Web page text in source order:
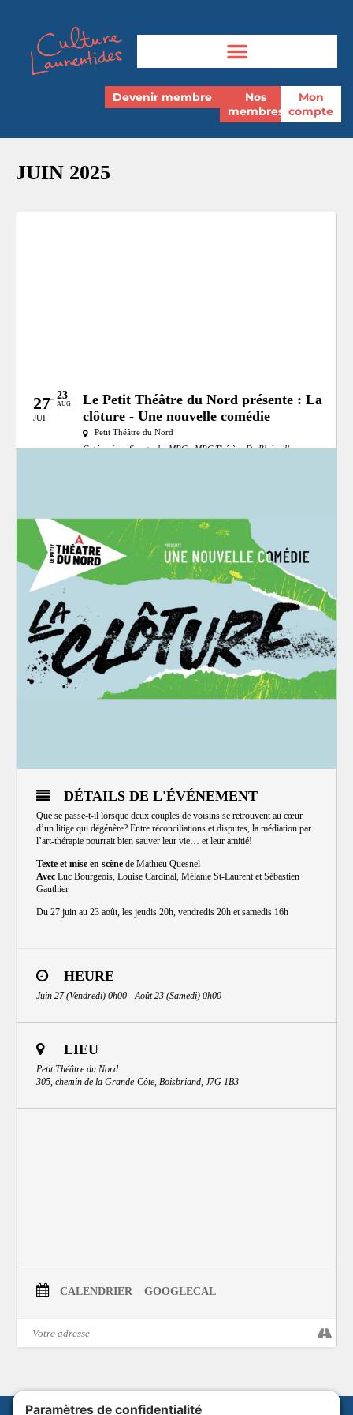
Devenir membre
Nos
membres
Mon
compte
JUIN 2025
27
JUI
23
AUG
Le Petit Théâtre du Nord présente : La
clôture - Une nouvelle comédie
Petit Théâtre du Nord
Catégories: Spectacle MRC: MRC Thérèse-De Blainville
DÉTAILS DE L'ÉVÉNEMENT
Que se passe-t-il lorsque deux couples de voisins se retrouvent au cœur
d’un litige qui dégénère? Entre réconciliations et disputes, la médiation par
l’art-thérapie pourrait bien sauver leur vie… et leur amitié!
Texte et mise en scène de Mathieu Quesnel
Avec Luc Bourgeois, Louise Cardinal, Mélanie St-Laurent et Sébastien
Gauthier
Du 27 juin au 23 août, les jeudis 20h, vendredis 20h et samedis 16h
HEURE
Juin 27 (Vendredi) 0h00 - Août 23 (Samedi) 0h00
LIEU
Petit Théâtre du Nord
305, chemin de la Grande-Côte, Boisbriand, J7G 1B3
CALENDRIER GOOGLECAL